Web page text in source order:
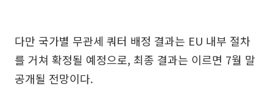
다만 국가별 무관세 쿼터 배정 결과는 EU 내부 절차
를 거쳐 확정될 예정으로, 최종 결과는 이르면 7월 말
공개될 전망이다.